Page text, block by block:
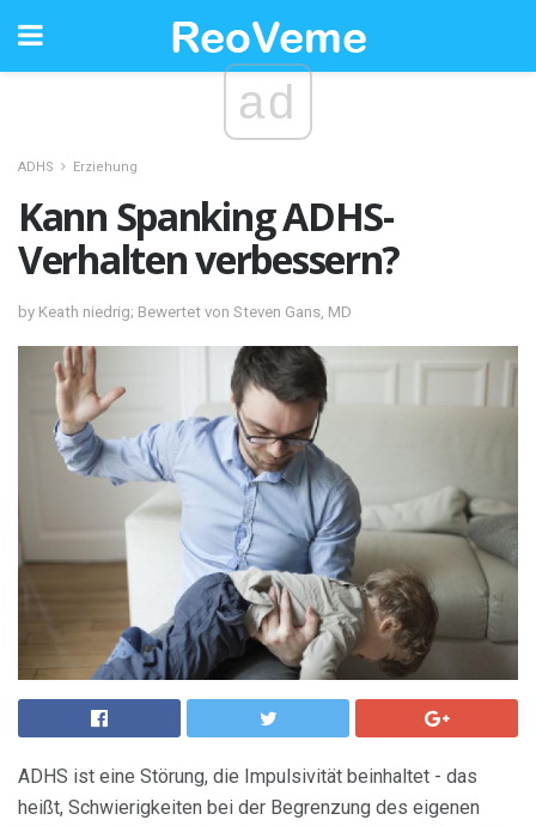
ad
ADHS Erziehung
Kann Spanking ADHS-
Verhalten verbessern?
by Keath niedrig; Bewertet von Steven Gans, MD
ADHS ist eine Störung, die Impulsivität beinhaltet - das
heißt, Schwierigkeiten bei der Begrenzung des eigenen